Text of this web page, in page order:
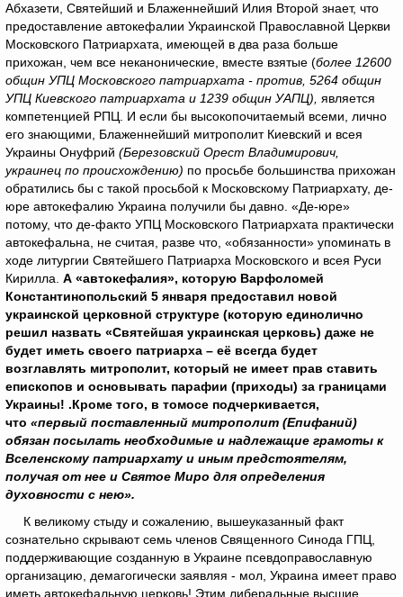
Абхазети, Святейший и Блаженнейший Илия Второй знает, что
предоставление автокефалии Украинской Православной Церкви
Московского Патриархата, имеющей в два раза больше
прихожан, чем все неканонические, вместе взятые (более 12600
общин УПЦ Московского патриархата - против, 5264 общин
УПЦ Киевского патриархата и 1239 общин УАПЦ), является
компетенцией РПЦ. И если бы высокопочитаемый всеми, лично
его знающими, Блаженнейший митрополит Киевский и всея
Украины Онуфрий (Березовский Орест Владимирович,
украинец по происхождению) по просьбе большинства прихожан
обратились бы с такой просьбой к Московскому Патриархату, де-
юре автокефалию Украина получили бы давно. «Де-юре»
потому, что де-факто УПЦ Московского Патриархата практически
автокефальна, не считая, разве что, «обязанности» упоминать в
ходе литургии Святейшего Патриарха Московского и всея Руси
Кирилла. А «автокефалия», которую Варфоломей
Константинопольский 5 января предоставил новой
украинской церковной структуре (которую единолично
решил назвать «Святейшая украинская церковь) даже не
будет иметь своего патриарха – её всегда будет
возглавлять митрополит, который не имеет прав ставить
епископов и основывать парафии (приходы) за границами
Украины! .Кроме того, в томосе подчеркивается,
что «первый поставленный митрополит (Епифаний)
обязан посылать необходимые и надлежащие грамоты к
Вселенскому патриархату и иным предстоятелям,
получая от нее и Святое Миро для определения
духовности с нею».
К великому стыду и сожалению, вышеуказанный факт
сознательно скрывают семь членов Священного Синода ГПЦ,
поддерживающие созданную в Украине псевдоправославную
организацию, демагогически заявляя - мол, Украина имеет право
иметь автокефальную церковь! Этим либеральные высшие